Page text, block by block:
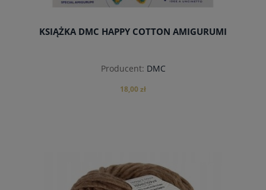
KSIĄŻKA DMC HAPPY COTTON AMIGURUMI
Producent: DMC
18,00 zł
do koszyka